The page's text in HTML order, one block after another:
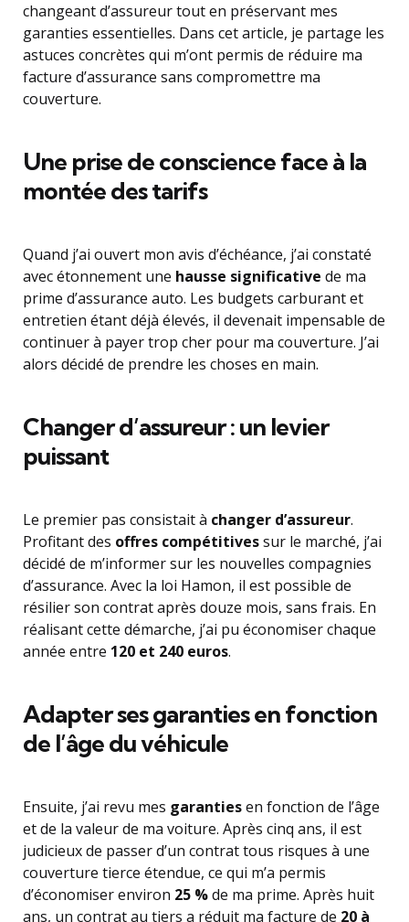
changeant d’assureur tout en préservant mes
garanties essentielles. Dans cet article, je partage les
astuces concrètes qui m’ont permis de réduire ma
facture d’assurance sans compromettre ma
couverture.
Une prise de conscience face à la
montée des tarifs
Quand j’ai ouvert mon avis d’échéance, j’ai constaté
avec étonnement une hausse significative de ma
prime d’assurance auto. Les budgets carburant et
entretien étant déjà élevés, il devenait impensable de
continuer à payer trop cher pour ma couverture. J’ai
alors décidé de prendre les choses en main.
Changer d’assureur : un levier
puissant
Le premier pas consistait à changer d’assureur.
Profitant des offres compétitivessur le marché, j’ai
décidé de m’informer sur les nouvelles compagnies
d’assurance. Avec la loi Hamon, il est possible de
résilier son contrat après douze mois, sans frais. En
réalisant cette démarche, j’ai pu économiser chaque
année entre 120 et 240 euros.
Adapter ses garanties en fonction
de l’âge du véhicule
Ensuite, j’ai revu mes garantiesen fonction de l’âge
et de la valeur de ma voiture. Après cinq ans, il est
judicieux de passer d’un contrat tous risques à une
couverture tierce étendue, ce qui m’a permis
d’économiser environ 25 %de ma prime. Après huit
ans, un contrat au tiers a réduit ma facture de 20 à